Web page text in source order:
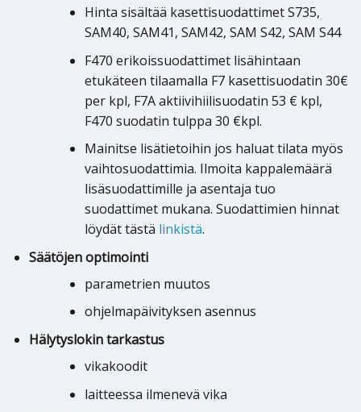
Hinta sisältää kasettisuodattimet S735,
SAM40, SAM41, SAM42, SAM S42, SAM S44
F470 erikoissuodattimet lisähintaan
etukäteen tilaamalla F7 kasettisuodatin 30€
per kpl, F7A aktiivihiilisuodatin 53 € kpl,
F470 suodatin tulppa 30 €kpl.
Mainitse lisätietoihin jos haluat tilata myös
vaihtosuodattimia. Ilmoita kappalemäärä
lisäsuodattimille ja asentaja tuo
suodattimet mukana. Suodattimien hinnat
löydät tästä linkistä.
Säätöjen optimointi
parametrien muutos
ohjelmapäivityksen asennus
Hälytyslokin tarkastus
vikakoodit
laitteessa ilmenevä vika